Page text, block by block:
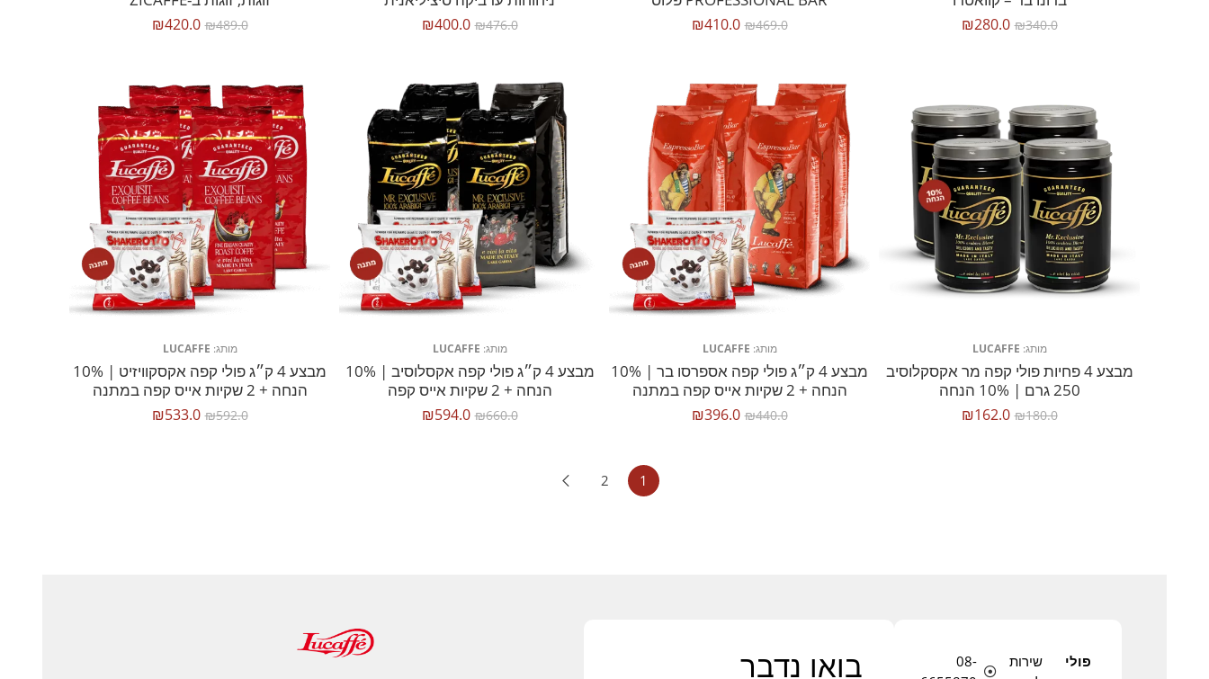
₪340.0
₪280.0
₪469.0
₪410.0
₪476.0
₪400.0
₪489.0
₪420.0
מותג: LUCAFFE
מבצע 4 פחיות פולי קפה מר אקסקלוסיב
250 גרם | 10% הנחה
₪180.0
₪162.0
מותג: LUCAFFE
מבצע 4 ק״ג פולי קפה אספרסו בר | 10%
הנחה + 2 שקיות אייס קפה במתנה
₪440.0
₪396.0
מותג: LUCAFFE
מבצע 4 ק״ג פולי קפה אקסלוסיב | 10%
הנחה + 2 שקיות אייס קפה
₪660.0
₪594.0
מותג: LUCAFFE
מבצע 4 ק״ג פולי קפה אקסקוויזיט | 10%
הנחה + 2 שקיות אייס קפה במתנה
₪592.0
₪533.0
1
2
פולי
שירות
08-
בואו נדבר